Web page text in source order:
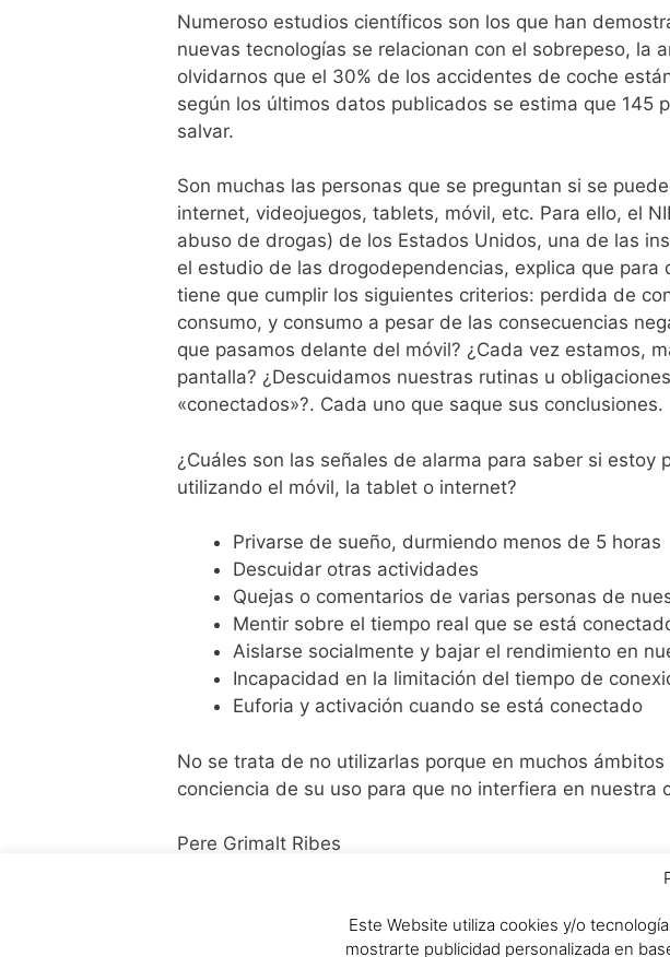
Numeroso estudios científicos son los que han
nuevas tecnologías se relacionan con el sobrepeso, la
olvidarnos que el 30% de los accidentes de coche
según los últimos datos publicados se estima que 145
salvar.
Son muchas las personas que se preguntan si se
internet, videojuegos, tablets, móvil, etc. Para ello, el
abuso de drogas) de los Estados Unidos, una de las
el estudio de las drogodependencias, explica que para
tiene que cumplir los siguientes criterios: perdida de
consumo, y consumo a pesar de las consecuencias
que pasamos delante del móvil? ¿Cada vez estamos,
pantalla? ¿Descuidamos nuestras rutinas u
«conectados»?. Cada uno que saque sus conclusiones.
¿Cuáles son las señales de alarma para saber si estoy
utilizando el móvil, la tablet o internet?
Privarse de sueño, durmiendo menos de 5 horas
Descuidar otras actividades
Quejas o comentarios de varias personas de
Mentir sobre el tiempo real que se está
Aislarse socialmente y bajar el rendimiento en
Incapacidad en la limitación del tiempo de
Euforia y activación cuando se está conectado
No se trata de no utilizarlas porque en muchos
conciencia de su uso para que no interfiera en nuestra
Pere Grimalt Ribes
Psicólogo CV12295 General Sanitario y Especialista en
Este Website utiliza cookies y/o
mostrarte publicidad personalizada en